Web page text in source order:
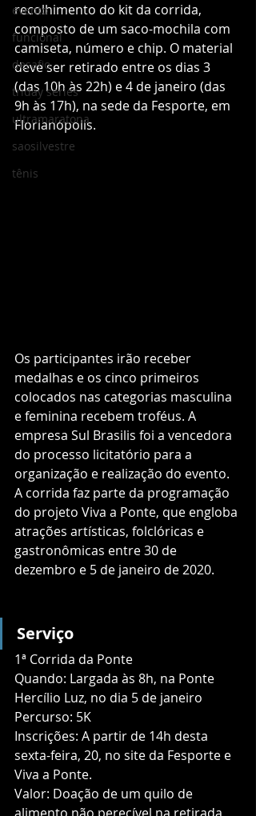
evento
funcional
desafio
triday series
ultramaratona
saosilvestre
tênis
recolhimento do kit da corrida,
composto de um saco-mochila com
camiseta, número e chip. O material
deve ser retirado entre os dias 3
(das 10h às 22h) e 4 de janeiro (das
9h às 17h), na sede da Fesporte, em
Florianópolis.
Os participantes irão receber
medalhas e os cinco primeiros
colocados nas categorias masculina
e feminina recebem troféus. A
empresa Sul Brasilis foi a vencedora
do processo licitatório para a
organização e realização do evento.
A corrida faz parte da programação
do projeto Viva a Ponte, que engloba
atrações artísticas, folclóricas e
gastronômicas entre 30 de
dezembro e 5 de janeiro de 2020.
Serviço
1ª Corrida da Ponte
Quando: Largada às 8h, na Ponte
Hercílio Luz, no dia 5 de janeiro
Percurso: 5K
Inscrições: A partir de 14h desta
sexta-feira, 20, no site da Fesporte e
Viva a Ponte.
Valor: Doação de um quilo de
alimento não perecível na retirada